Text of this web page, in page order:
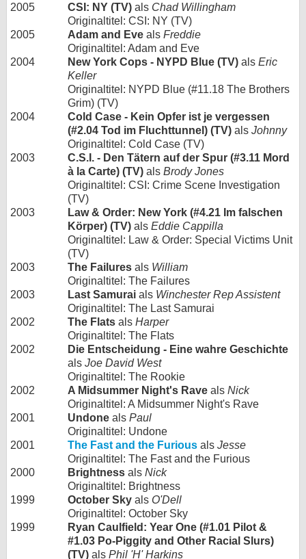
2005
CSI: NY (TV) als Chad Willingham
Originaltitel: CSI: NY (TV)
2005
Adam and Eve als Freddie
Originaltitel: Adam and Eve
2004
New York Cops - NYPD Blue (TV) als Eric
Keller
Originaltitel: NYPD Blue (#11.18 The Brothers
Grim) (TV)
2004
Cold Case - Kein Opfer ist je vergessen
(#2.04 Tod im Fluchttunnel) (TV) als Johnny
Originaltitel: Cold Case (TV)
2003
C.S.I. - Den Tätern auf der Spur (#3.11 Mord
à la Carte) (TV) als Brody Jones
Originaltitel: CSI: Crime Scene Investigation
(TV)
2003
Law & Order: New York (#4.21 Im falschen
Körper) (TV) als Eddie Cappilla
Originaltitel: Law & Order: Special Victims Unit
(TV)
2003
The Failures als William
Originaltitel: The Failures
2003
Last Samurai als Winchester Rep Assistent
Originaltitel: The Last Samurai
2002
The Flats als Harper
Originaltitel: The Flats
2002
Die Entscheidung - Eine wahre Geschichte
als Joe David West
Originaltitel: The Rookie
2002
A Midsummer Night's Rave als Nick
Originaltitel: A Midsummer Night's Rave
2001
Undone als Paul
Originaltitel: Undone
2001
The Fast and the Furious als Jesse
Originaltitel: The Fast and the Furious
2000
Brightness als Nick
Originaltitel: Brightness
1999
October Sky als O'Dell
Originaltitel: October Sky
1999
Ryan Caulfield: Year One (#1.01 Pilot &
#1.03 Po-Piggity and Other Racial Slurs)
(TV) als Phil 'H' Harkins